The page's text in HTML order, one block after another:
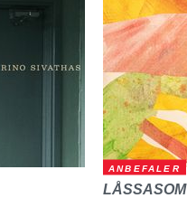
ANBEFALER
LÅSSASOM